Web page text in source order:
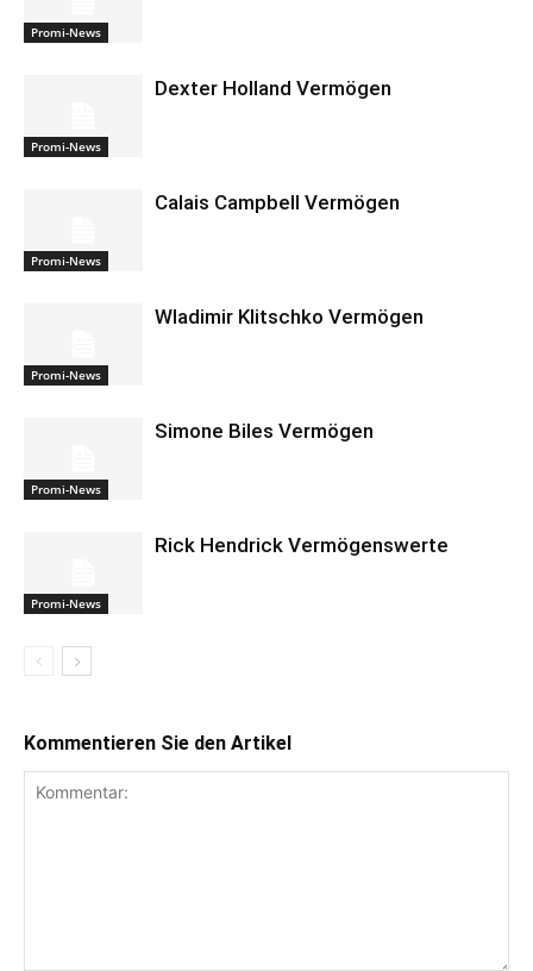
Promi-News
Promi-News
Dexter Holland Vermögen
Promi-News
Calais Campbell Vermögen
Promi-News
Wladimir Klitschko Vermögen
Promi-News
Simone Biles Vermögen
Promi-News
Rick Hendrick Vermögenswerte
Kommentieren Sie den Artikel